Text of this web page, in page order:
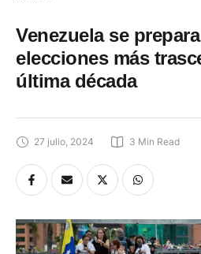
Venezuela se
elecciones más
última década
27 julio, 2024 3 Min Read